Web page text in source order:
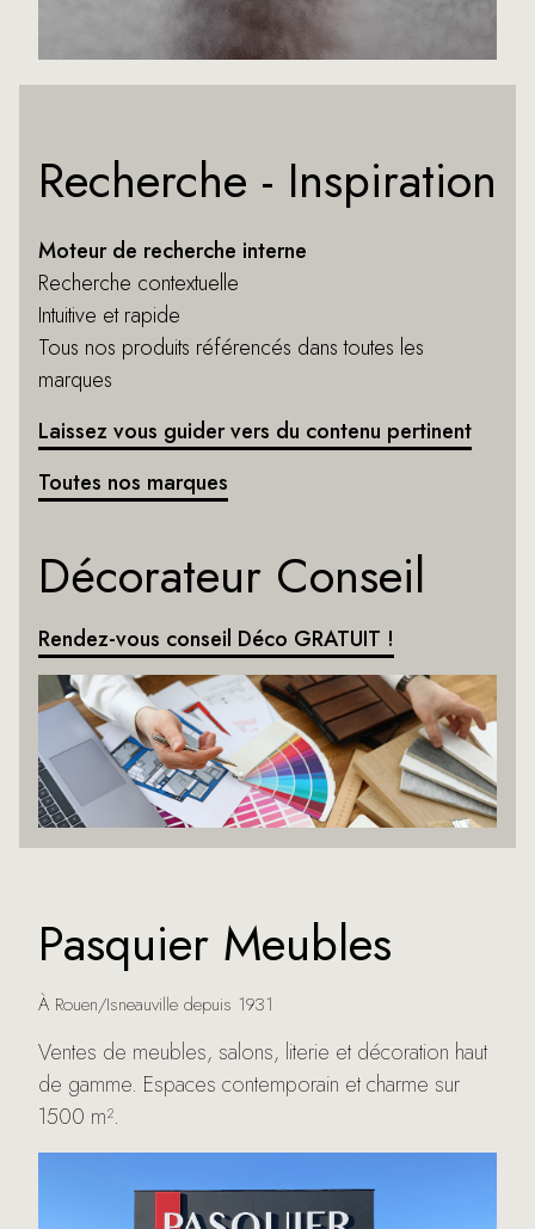
Recherche - Inspiration
Moteur de recherche interne
Recherche contextuelle
Intuitive et rapide
Tous nos produits référencés dans toutes les
marques
Laissez vous guider vers du contenu pertinent
Toutes nos marques
Décorateur Conseil
Rendez-vous conseil Déco GRATUIT !
Pasquier Meubles
À Rouen/Isneauville depuis 1931
Ventes de meubles, salons, literie et décoration haut
de gamme. Espaces contemporain et charme sur
1500 m².